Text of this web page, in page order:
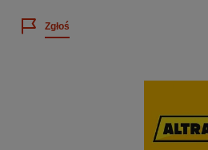
Modyfikacje – Na życzenie naszych
produkty pod indywidualne
Czas realizacji – Zapewniamy
Certyfikaty/bezpieczeństwo – każdy
weryfikację wytrzymałości w Polskim
Zgłoś